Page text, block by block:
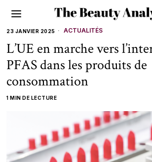
23 JANVIER 2025 ACTUALITÉS
L’UE en marche vers
PFAS dans les produits de
consommation
1 MIN DE LECTURE